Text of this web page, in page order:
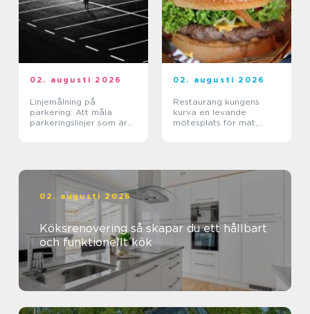
02. augusti 2026
Linjemålning på
parkering: Att måla
parkeringslinjer som är
02. augusti 2026
Restaurang kungens
kurva en levande
mötesplats för mat,
02. augusti 2026
Köksrenovering så skapar du ett hållbart
och funktionellt kök